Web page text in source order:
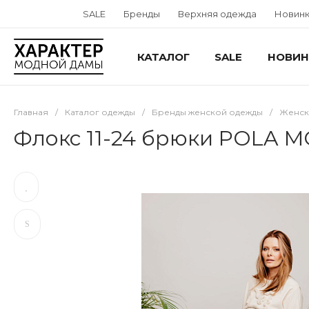
SALE Бренды Верхняя одежда
КАТАЛОГ SALE
Главная / Каталог одежды / Бренды женской одежды /
Флокс 11-24 брюки POLA